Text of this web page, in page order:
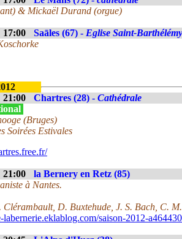
& Mickaël Durand (orgue)
17:00 Saāles (67) - Eglise Saint-Barthélémy
21:00
Chartres (28) - Cathédrale
(Bruges)
Soirées Estivales
21:00
la Bernery en Retz (85)
à Nantes.
Clérambault, D. Buxtehude, J. S. Bach, C.
labernerie.eklablog.com/saison-2012-